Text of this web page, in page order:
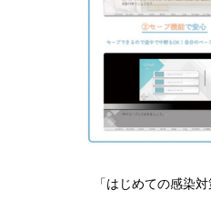
「はじめての感染